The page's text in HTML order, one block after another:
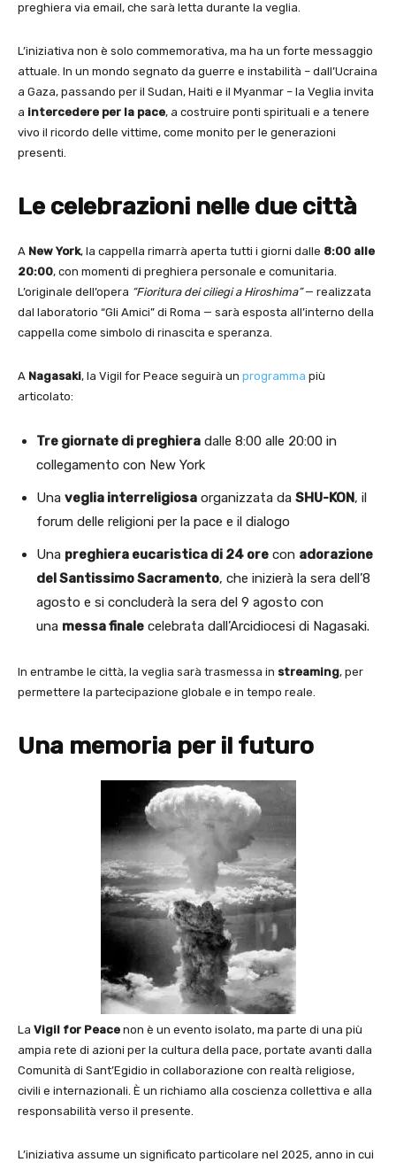
preghiera via email, che sarà letta durante la veglia.
L’iniziativa non è solo commemorativa, ma ha un forte messaggio
attuale. In un mondo segnato da guerre e instabilità – dall’Ucraina
a Gaza, passando per il Sudan, Haiti e il Myanmar – la Veglia invita
a intercedere per la pace, a costruire ponti spirituali e a tenere
vivo il ricordo delle vittime, come monito per le generazioni
presenti.
Le celebrazioni nelle due città
A New York, la cappella rimarrà aperta tutti i giorni dalle 8:00 alle
20:00, con momenti di preghiera personale e comunitaria.
L’originale dell’opera “Fioritura dei ciliegi a Hiroshima”— realizzata
dal laboratorio “Gli Amici” di Roma — sarà esposta all’interno della
cappella come simbolo di rinascita e speranza.
A Nagasaki, la Vigil for Peace seguirà un programma più
articolato:
Tre giornate di preghiera dalle 8:00 alle 20:00 in
collegamento con New York
Una veglia interreligiosa organizzata da SHU-KON, il
forum delle religioni per la pace e il dialogo
Una preghiera eucaristica di 24 ore con adorazione
del Santissimo Sacramento, che inizierà la sera dell’8
agosto e si concluderà la sera del 9 agosto con
una messa finale celebrata dall’Arcidiocesi di Nagasaki.
In entrambe le città, la veglia sarà trasmessa in streaming, per
permettere la partecipazione globale e in tempo reale.
Una memoria per il futuro
La Vigil for Peace non è un evento isolato, ma parte di una più
ampia rete di azioni per la cultura della pace, portate avanti dalla
Comunità di Sant’Egidio in collaborazione con realtà religiose,
civili e internazionali. È un richiamo alla coscienza collettiva e alla
responsabilità verso il presente.
L’iniziativa assume un significato particolare nel 2025, anno in cui